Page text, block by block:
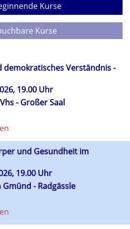
Kurse
Kurse
demokratisches Verständnis -
19.00 Uhr
- Großer Saal
und Gesundheit im
19.00 Uhr
Gmünd - Radgässle